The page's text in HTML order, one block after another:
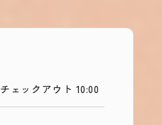
チェックアウト 10:00